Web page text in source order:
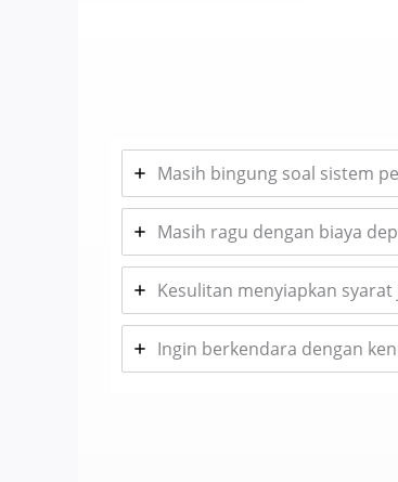
Masih bingung soal sistem
Masih ragu dengan biaya
Kesulitan menyiapkan
Ingin berkendara dengan